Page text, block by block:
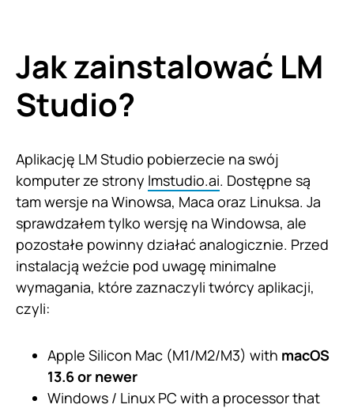
Jak zainstalować LM
Studio?
Aplikację LM Studio pobierzecie na swój
komputer ze strony lmstudio.ai. Dostępne są
tam wersje na Winowsa, Maca oraz Linuksa. Ja
sprawdzałem tylko wersję na Windowsa, ale
pozostałe powinny działać analogicznie. Przed
instalacją weźcie pod uwagę minimalne
wymagania, które zaznaczyli twórcy aplikacji,
czyli:
Apple Silicon Mac (M1/M2/M3) with macOS
13.6 or newer
Windows / Linux PC with a processor that